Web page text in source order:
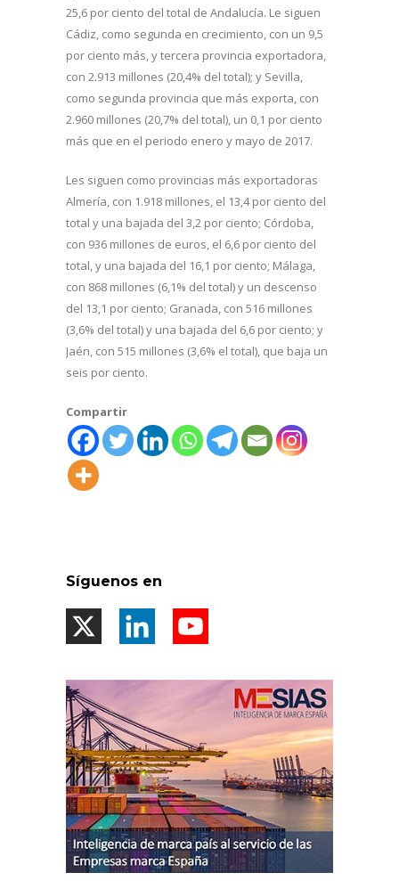
25,6 por ciento del total de Andalucía. Le siguen
Cádiz, como segunda en crecimiento, con un 9,5
por ciento más, y tercera provincia exportadora,
con 2.913 millones (20,4% del total); y Sevilla,
como segunda provincia que más exporta, con
2.960 millones (20,7% del total), un 0,1 por ciento
más que en el periodo enero y mayo de 2017.
Les siguen como provincias más exportadoras
Almería, con 1.918 millones, el 13,4 por ciento del
total y una bajada del 3,2 por ciento; Córdoba,
con 936 millones de euros, el 6,6 por ciento del
total, y una bajada del 16,1 por ciento; Málaga,
con 868 millones (6,1% del total) y un descenso
del 13,1 por ciento; Granada, con 516 millones
(3,6% del total) y una bajada del 6,6 por ciento; y
Jaén, con 515 millones (3,6% el total), que baja un
seis por ciento.
Compartir
Síguenos en